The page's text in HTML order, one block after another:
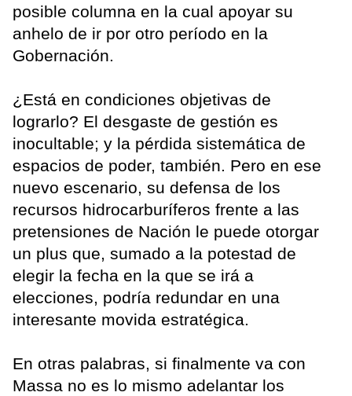
posible columna en la cual apoyar su
anhelo de ir por otro período en la
Gobernación.
¿Está en condiciones objetivas de
lograrlo? El desgaste de gestión es
inocultable; y la pérdida sistemática de
espacios de poder, también. Pero en ese
nuevo escenario, su defensa de los
recursos hidrocarburíferos frente a las
pretensiones de Nación le puede otorgar
un plus que, sumado a la potestad de
elegir la fecha en la que se irá a
elecciones, podría redundar en una
interesante movida estratégica.
En otras palabras, si finalmente va con
Massa no es lo mismo adelantar los